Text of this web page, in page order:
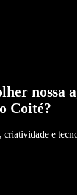
nossa
Coité?
criatividade e